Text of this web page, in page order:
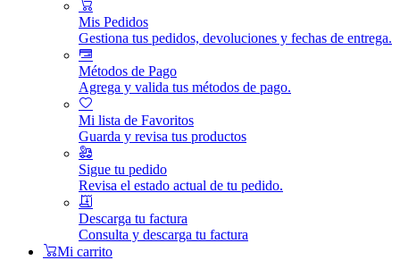
Mis Pedidos
Gestiona tus pedidos, devoluciones y fechas de entrega.
Métodos de Pago
Agrega y valida tus métodos de pago.
Mi lista de Favoritos
Guarda y revisa tus productos
Sigue tu pedido
Revisa el estado actual de tu pedido.
Descarga tu factura
Consulta y descarga tu factura
Mi carrito